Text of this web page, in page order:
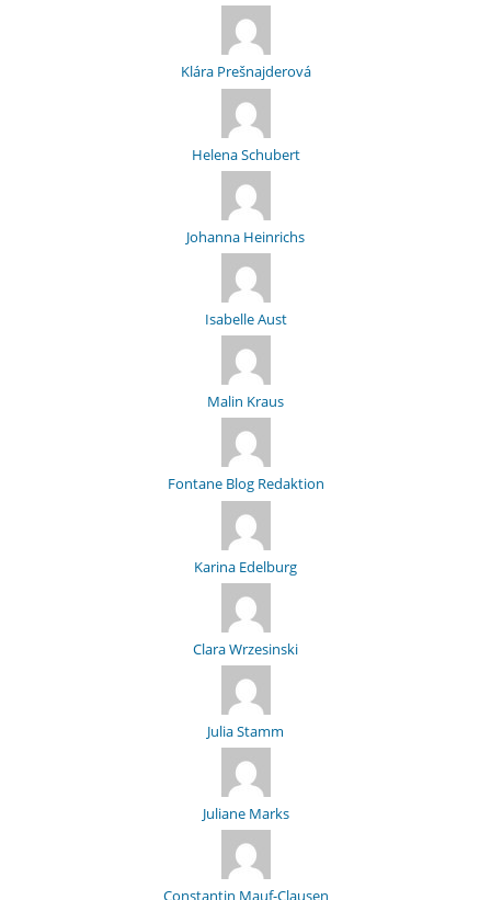
Klára Prešnajderová
Helena Schubert
Johanna Heinrichs
Isabelle Aust
Malin Kraus
Fontane Blog Redaktion
Karina Edelburg
Clara Wrzesinski
Julia Stamm
Juliane Marks
Constantin Mauf-Clausen